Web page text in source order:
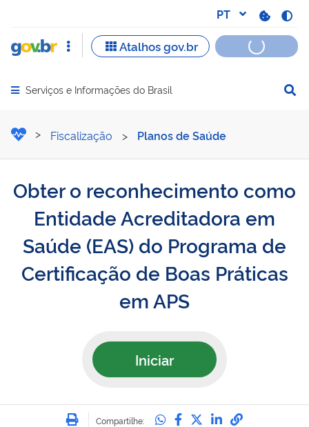
Abrir menu principal de navegação
Serviços e Informações do Brasil
Obter o reconhecimento
Fiscalização > Planos de Saúde
Obter o reconhecimento como
Entidade Acreditadora em
Saúde (EAS) do Programa de
Certificação de Boas Práticas
em APS
Iniciar
Imprimir
Compartilhe: Compartilhe no
Compartilhe no
Compartilhe no
Compartilhe